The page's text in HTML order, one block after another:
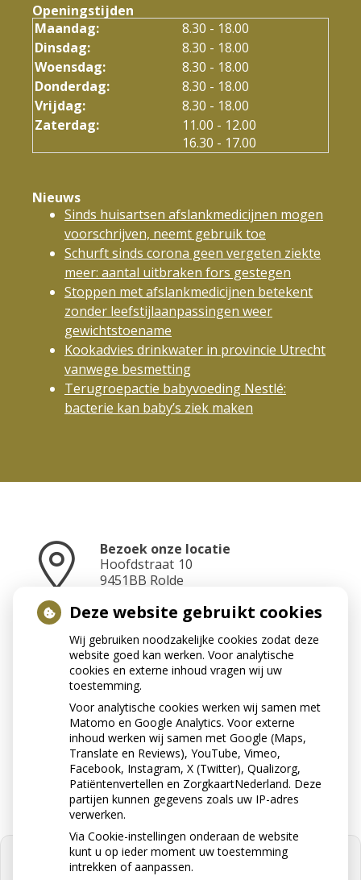
Openingstijden
Maandag:
8.30 - 18.00
Dinsdag:
8.30 - 18.00
Woensdag:
8.30 - 18.00
Donderdag:
8.30 - 18.00
Vrijdag:
8.30 - 18.00
Zaterdag:
11.00 tot
- 12.00
16.30 tot
- 17.00
Nieuws
Sinds huisartsen afslankmedicijnen mogen
voorschrijven, neemt gebruik toe
Schurft sinds corona geen vergeten ziekte
meer: aantal uitbraken fors gestegen
Stoppen met afslankmedicijnen betekent
zonder leefstijlaanpassingen weer
gewichtstoename
Kookadvies drinkwater in provincie Utrecht
vanwege besmetting
Terugroepactie babyvoeding Nestlé:
bacterie kan baby’s ziek maken
Bezoek onze locatie
Hoofdstraat 10
9451BB Rolde
Neem contact op
0592-241070
Stuur ons een e-mail
info@apotheekrolde.nl
Deze website gebruikt cookies
Wij gebruiken noodzakelijke cookies zodat deze
website goed kan werken. Voor analytische
cookies en externe inhoud vragen wij uw
toestemming.
Voor analytische cookies werken wij samen met
Matomo en Google Analytics. Voor externe
inhoud werken wij samen met Google (Maps,
Translate en Reviews), YouTube, Vimeo,
Facebook, Instagram, X (Twitter), Qualizorg,
Patiëntenvertellen en ZorgkaartNederland. Deze
partijen kunnen gegevens zoals uw IP-adres
verwerken.
Via Cookie-instellingen onderaan de website
kunt u op ieder moment uw toestemming
intrekken of aanpassen.